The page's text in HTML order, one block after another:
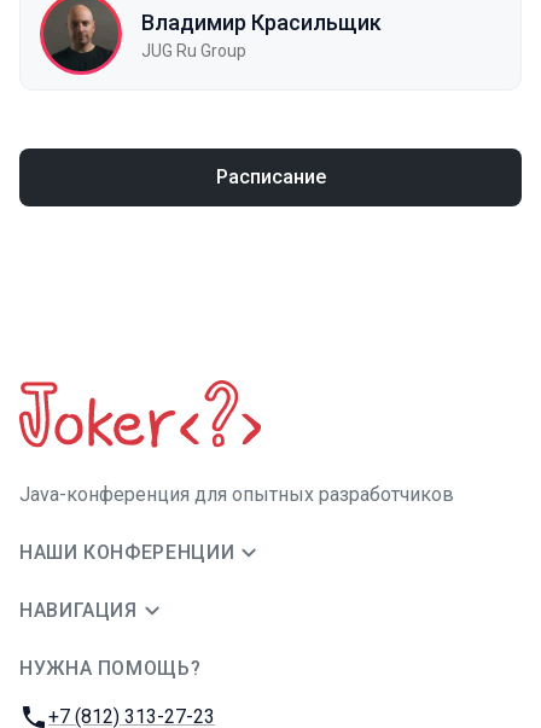
Владимир Красильщик
JUG Ru Group
Расписание
Java-конференция для опытных разработчиков
НАШИ КОНФЕРЕНЦИИ
НАВИГАЦИЯ
НУЖНА ПОМОЩЬ?
Телефон:
+7 (812) 313-27-23